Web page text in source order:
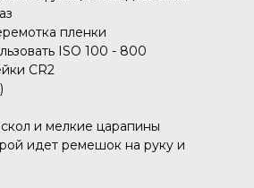
пленки
ISO 100 - 800
CR2
и мелкие царапины
идет ремешок на руку и